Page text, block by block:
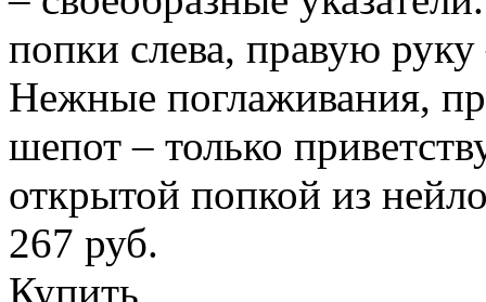
попки слева, правую
Нежные поглаживания,
шепот – только
открытой попкой из
267 руб.
Купить